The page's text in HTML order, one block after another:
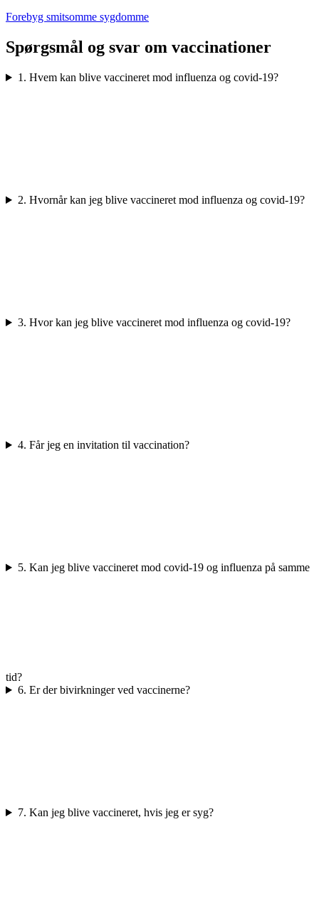
Forebyg smitsomme sygdomme
Spørgsmål og svar om vaccinationer
1. Hvem kan blive vaccineret mod influenza og covid-19?
2. Hvornår kan jeg blive vaccineret mod influenza og covid-19?
3. Hvor kan jeg blive vaccineret mod influenza og covid-19?
4. Får jeg en invitation til vaccination?
5. Kan jeg blive vaccineret mod covid-19 og influenza på samme
tid?
6. Er der bivirkninger ved vaccinerne?
7. Kan jeg blive vaccineret, hvis jeg er syg?